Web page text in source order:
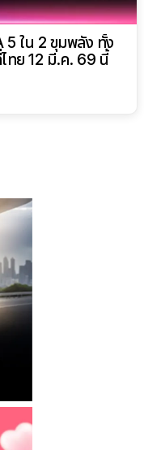
5 ใน 2 ขุมพลัง ทั้ง
ทย 12 มี.ค. 69 นี้